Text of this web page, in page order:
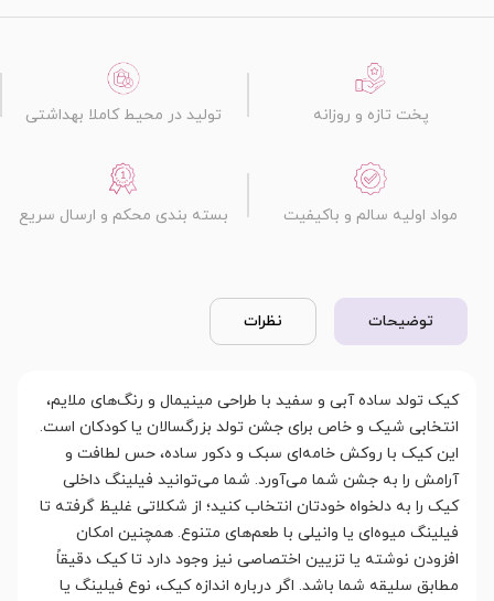
پخت تازه و روزانه تولید در محیط کاملا بهداشتی
مواد اولیه سالم و باکیفیت بسته بندی محکم و ارسال سریع
توضیحات نظرات
کیک تولد ساده آبی و سفید با طراحی مینیمال و رنگ‌های ملایم،
انتخابی شیک و خاص برای جشن تولد بزرگسالان یا کودکان است.
این کیک با روکش خامه‌ای سبک و دکور ساده، حس لطافت و
آرامش را به جشن شما می‌آورد. شما می‌توانید فیلینگ داخلی
کیک را به دلخواه خودتان انتخاب کنید؛ از شکلاتی غلیظ گرفته تا
فیلینگ میوه‌ای یا وانیلی با طعم‌های متنوع. همچنین امکان
افزودن نوشته یا تزیین اختصاصی نیز وجود دارد تا کیک دقیقاً
مطابق سلیقه شما باشد. اگر درباره اندازه کیک، نوع فیلینگ یا